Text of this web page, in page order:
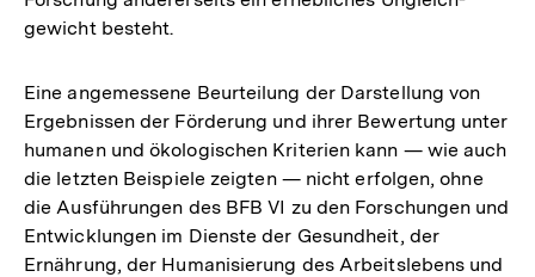
gewicht besteht.
Eine angemessene Beurteilung der Darstellung von
Ergebnissen der Förderung und ihrer Bewertung unter
humanen und ökologischen Kriterien kann — wie auch
die letzten Beispiele zeigten — nicht erfolgen, ohne
die Ausführungen des BFB VI zu den Forschungen und
Entwicklungen im Dienste der Gesundheit, der
Ernährung, der Humanisierung des Arbeitslebens und